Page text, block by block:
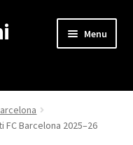
Menu
Barcelona 2025–26